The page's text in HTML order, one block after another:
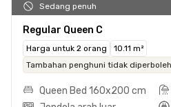
Sedang penuh
Regular Queen C
Harga untuk 2 orang
10.11 m²
Tambahan penghuni tidak
Queen Bed 160x200 cm